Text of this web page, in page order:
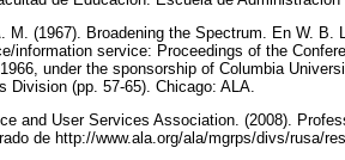
M. (1967). Broadening the Spectrum. En W.
information service: Proceedings of the
under the sponsorship of Columbia
Division (pp. 57-65). Chicago: ALA.
and User Services Association. (2008).
de http://www.ala.org/ala/mgrps/divs/rusa/